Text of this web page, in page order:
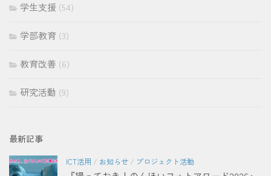
学生支援 (54)
学部教育 (3)
教育改善 (6)
研究活動 (9)
最新記事
ICT活用 / お知らせ / プロジェクト活動